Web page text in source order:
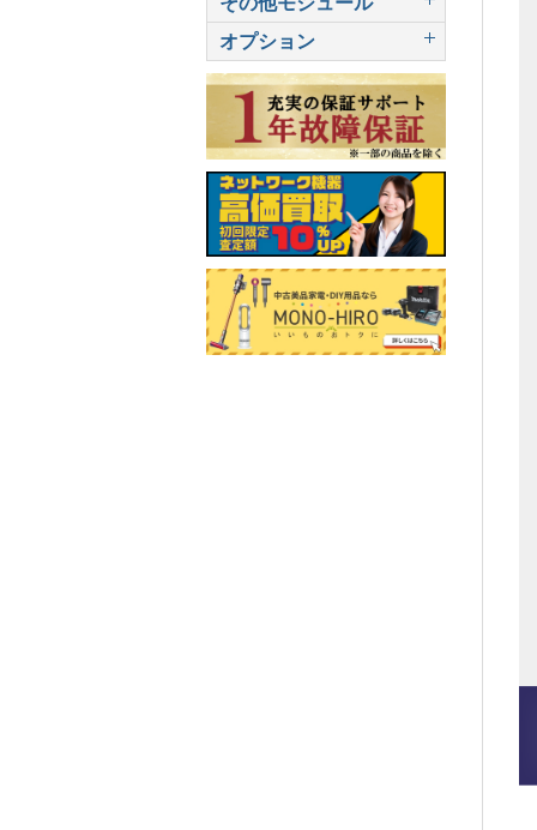
オプション